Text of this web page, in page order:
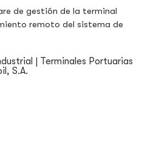
de gestión de la terminal
remoto del sistema de
Terminales Portuarias
S.A.